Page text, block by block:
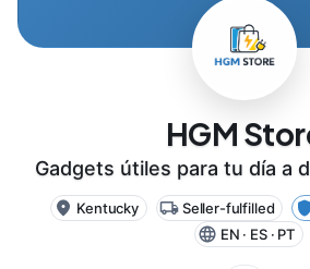
HGM
Gadgets útiles para tu día a
Kentucky Seller-fulfilled
EN · ES · PT